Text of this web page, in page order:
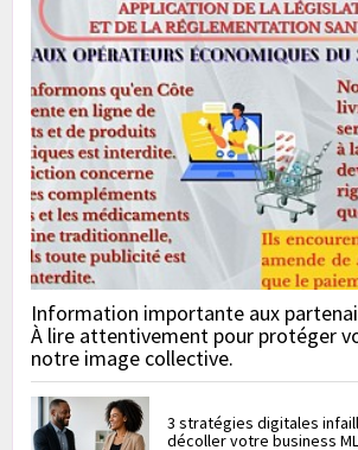
Information importante aux
À lire attentivement pour protéger
notre image collective.
3 stratégies digitales
décoller votre business